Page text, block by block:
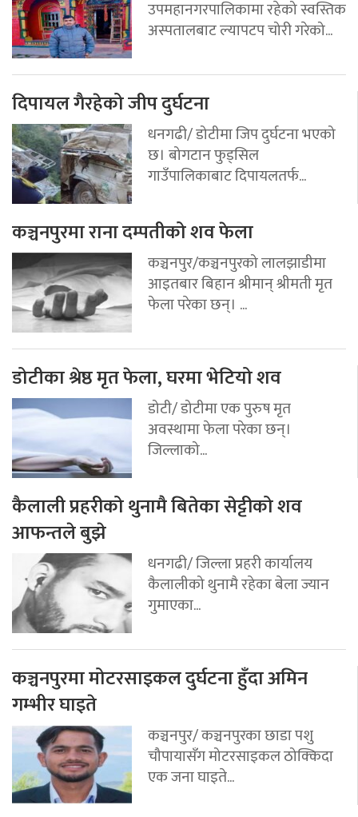
उपमहानगरपालिकामा रहेको स्वस्तिक
अस्पतालबाट ल्यापटप चोरी गरेको...
दिपायल गैरहेको जीप दुर्घटना
धनगढी/ डोटीमा जिप दुर्घटना भएको
छ। बोगटान फुड्सिल
गाउँपालिकाबाट दिपायलतर्फ...
कञ्चनपुरमा राना दम्पतीको शव फेला
कञ्चनपुर/कञ्चनपुरको लालझाडीमा
आइतबार बिहान श्रीमान् श्रीमती मृत
फेला परेका छन्। ...
डोटीका श्रेष्ठ मृत फेला, घरमा भेटियो शव
डोटी/ डोटीमा एक पुरुष मृत
अवस्थामा फेला परेका छन्।
जिल्लाको...
कैलाली प्रहरीको थुनामै बितेका सेट्टीको शव
आफन्तले बुझे
धनगढी/ जिल्ला प्रहरी कार्यालय
कैलालीको थुनामै रहेका बेला ज्यान
गुमाएका...
कञ्चनपुरमा मोटरसाइकल दुर्घटना हुँदा अमिन
गम्भीर घाइते
कञ्चनपुर/ कञ्चनपुरका छाडा पशु
चौपायासँग मोटरसाइकल ठोक्किदा
एक जना घाइते...